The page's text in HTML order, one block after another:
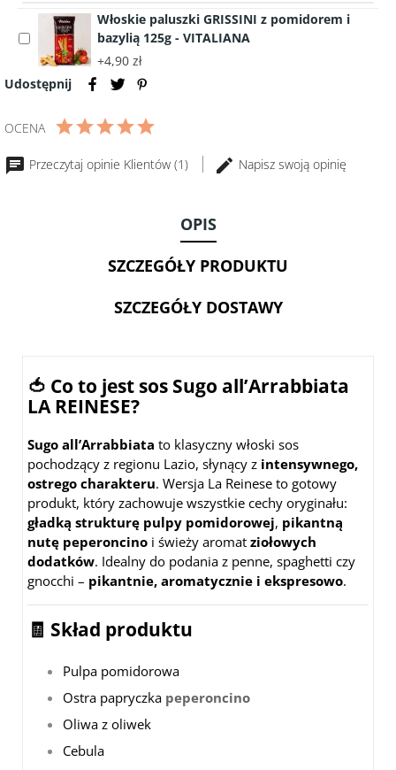
DOP
200g
pizzy
wiórki
150g
Select
accessory
Włoskie
paluszki
z
i
Włoskie paluszki GRISSINI z pomidorem i
bazylią 125g - VITALIANA
+4,90 zł
Udostępnij
OCENA
Przeczytaj opinie Klientów (1) Napisz swoją opinię
OPIS
SZCZEGÓŁY PRODUKTU
SZCZEGÓŁY DOSTAWY
🍅 Co to jest sos Sugo all’Arrabbiata
LA REINESE?
Sugo all’Arrabbiata to klasyczny włoski sos
pochodzący z regionu Lazio, słynący z intensywnego,
ostrego charakteru. Wersja La Reinese to gotowy
produkt, który zachowuje wszystkie cechy oryginału:
gładką strukturę pulpy pomidorowej, pikantną
nutę peperoncino i świeży aromat ziołowych
dodatków. Idealny do podania z penne, spaghetti czy
gnocchi – pikantnie, aromatycznie i ekspresowo.
🧾 Skład produktu
Pulpa pomidorowa
Ostra papryczka peperoncino
Oliwa z oliwek
Cebula